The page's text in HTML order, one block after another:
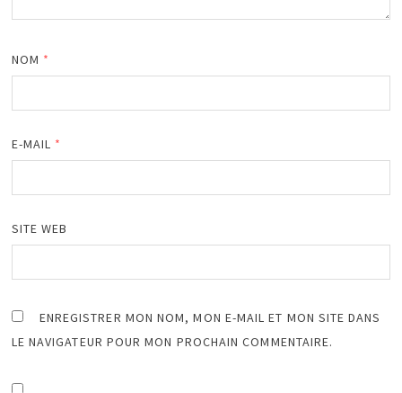
NOM *
E-MAIL *
SITE WEB
ENREGISTRER MON NOM, MON E-MAIL ET MON SITE DANS
LE NAVIGATEUR POUR MON PROCHAIN COMMENTAIRE.